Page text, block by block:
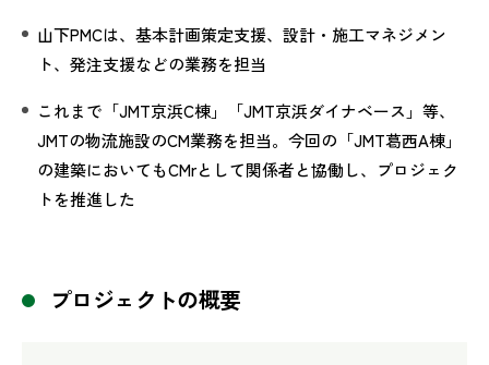
山下PMCは、基本計画策定支援、設計・施工マネジメン
ト、発注支援などの業務を担当
これまで「JMT京浜C棟」「JMT京浜ダイナベース」等、
JMTの物流施設のCM業務を担当。今回の「JMT葛西A棟」
の建築においてもCMrとして関係者と協働し、プロジェク
トを推進した
プロジェクトの概要